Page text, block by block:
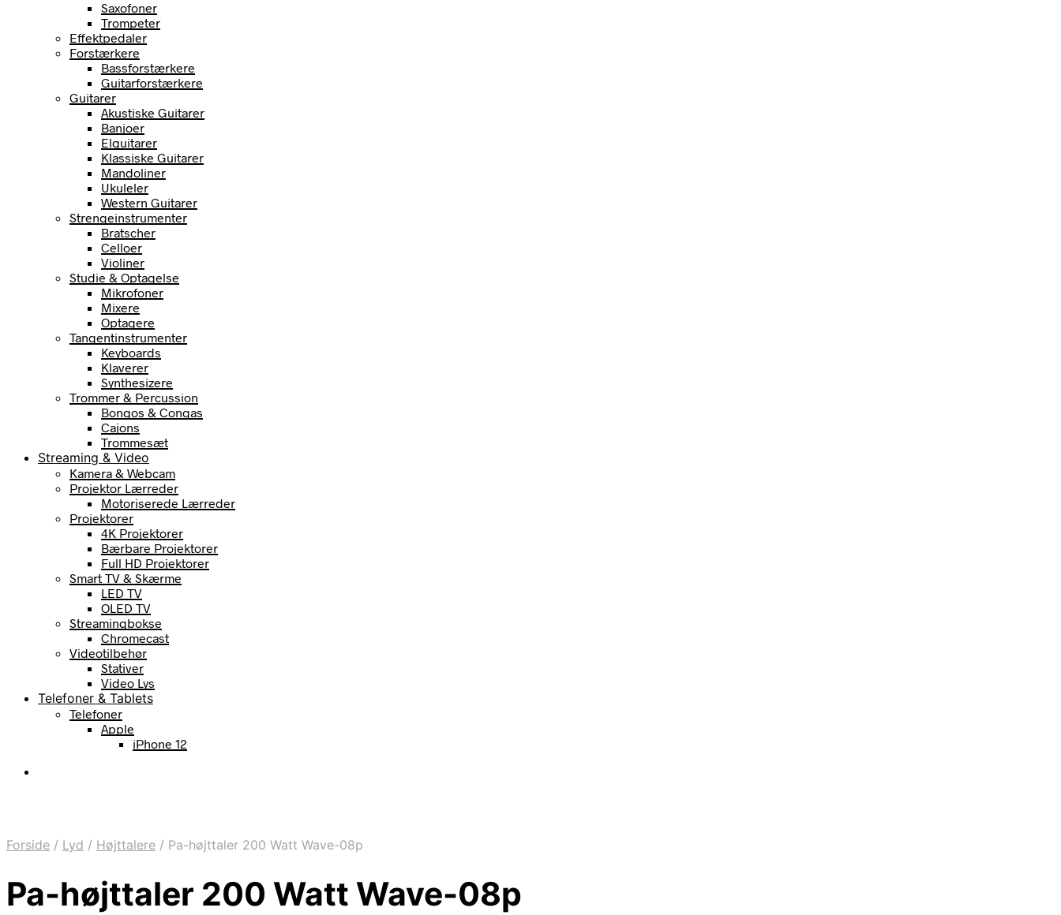
Saxofoner
Trompeter
Effektpedaler
Forstærkere
Bassforstærkere
Guitarforstærkere
Guitarer
Akustiske Guitarer
Banjoer
Elguitarer
Klassiske Guitarer
Mandoliner
Ukuleler
Western Guitarer
Strengeinstrumenter
Bratscher
Celloer
Violiner
Studie & Optagelse
Mikrofoner
Mixere
Optagere
Tangentinstrumenter
Keyboards
Klaverer
Synthesizere
Trommer & Percussion
Bongos & Congas
Cajons
Trommesæt
Streaming & Video
Kamera & Webcam
Projektor Lærreder
Motoriserede Lærreder
Projektorer
4K Projektorer
Bærbare Projektorer
Full HD Projektorer
Smart TV & Skærme
LED TV
OLED TV
Streamingbokse
Chromecast
Videotilbehør
Stativer
Video Lys
Telefoner & Tablets
Telefoner
Apple
iPhone 12
Forside / Lyd / Højttalere / Pa-højttaler 200 Watt Wave-08p
Pa-højttaler 200 Watt Wave-08p